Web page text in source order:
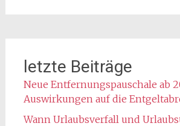
letzte Beiträge
Neue Entfernungspauschale ab
Auswirkungen auf die
Wann Urlaubsverfall und